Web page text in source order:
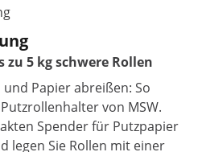
5 kg schwere Rollen
Papier abreißen: So
von MSW.
Spender für Putzpapier
legen Sie Rollen mit einer